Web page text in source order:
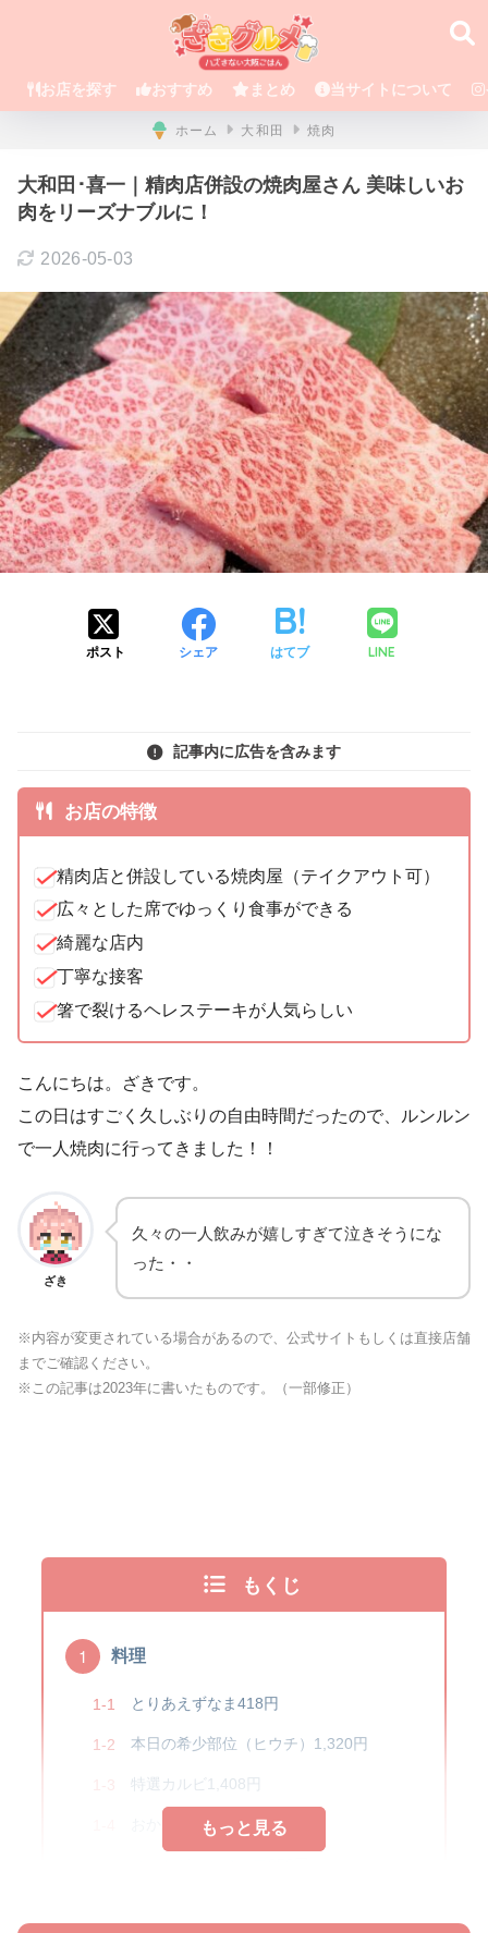
お店を探す おすすめ まとめ 当サイトについて
ホーム 大和田 焼肉
大和田･喜一｜精肉店併設の焼肉屋さん 美味しいお
肉をリーズナブルに！
2026-05-03
ポスト シェア はてブ LINE
記事内に広告を含みます
お店の特徴
精肉店と併設している焼肉屋（テイクアウト可）
広々とした席でゆっくり食事ができる
綺麗な店内
丁寧な接客
箸で裂けるヘレステーキが人気らしい
こんにちは。ざきです。
この日はすごく久しぶりの自由時間だったので、ルンルン
で一人焼肉に行ってきました！！
ざき
久々の一人飲みが嬉しすぎて泣きそうにな
った・・
※内容が変更されている場合があるので、公式サイトもしくは直接店舗
までご確認ください。
※この記事は2023年に書いたものです。（一部修正）
もくじ
料理
とりあえずなま418円
本日の希少部位（ヒウチ）1,320円
特選カルビ1,408円
おかわりキャベツ165円
もっと見る
もっと見る